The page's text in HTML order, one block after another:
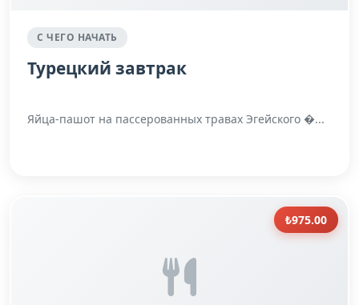
С ЧЕГО НАЧАТЬ
Турецкий завтрак
Яйца-пашот на пассерованных травах Эгейского �...
₺975.00